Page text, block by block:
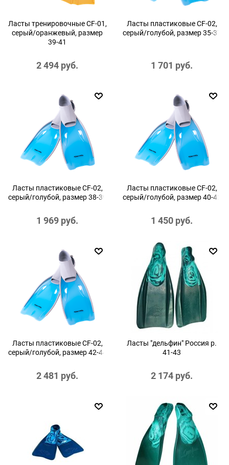
Ласты тренировочные CF-01,
серый/оранжевый, размер
39-41
2 494 руб.
Ласты пластиковые CF-02,
серый/голубой, размер 35-37
1 701 руб.
Ласты пластиковые CF-02,
серый/голубой, размер 38-39
1 969 руб.
Ласты пластиковые CF-02,
серый/голубой, размер 40-42
1 450 руб.
Ласты пластиковые CF-02,
серый/голубой, размер 42-44
2 481 руб.
Ласты "дельфин" Россия р.
41-43
2 174 руб.